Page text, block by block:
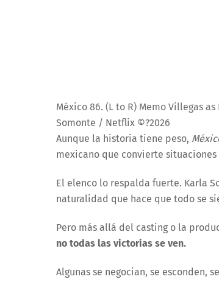
México 86. (L to R) Memo Villegas
Somonte / Netflix ©?2026
Aunque la historia tiene peso,
mexicano que convierte
El elenco lo respalda fuerte. Karla
naturalidad que hace que todo se
Pero más allá del casting o la
no todas las victorias se ven.
Algunas se negocian, se esconden,